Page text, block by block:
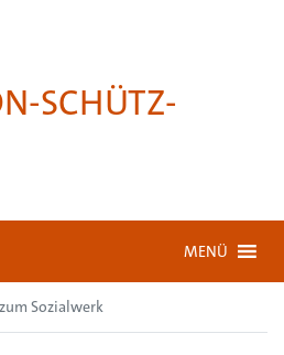
SCHÜTZ-
MENÜ
Sozialwerk